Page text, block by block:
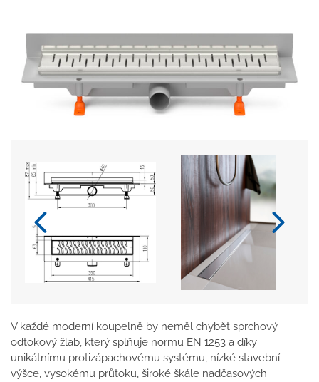
V každé moderní koupelně by neměl chybět sprchový
odtokový žlab, který splňuje normu EN 1253 a díky
unikátnímu protizápachovému systému, nízké stavební
výšce, vysokému průtoku, široké škále nadčasových